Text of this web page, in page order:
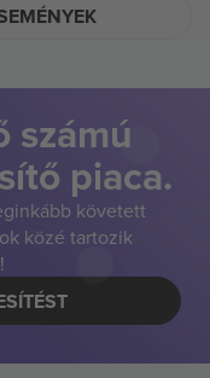
számú
piaca.
követett
közé tartozik